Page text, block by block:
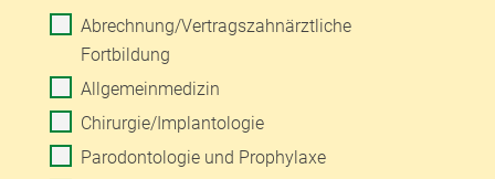
Abrechnung/Vertragszahnärztliche
Fortbildung
Allgemeinmedizin
Chirurgie/Implantologie
Parodontologie und Prophylaxe